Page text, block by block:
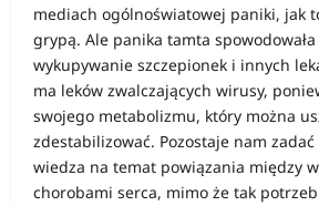
mediach ogólnoświatowej paniki, jak
grypą. Ale panika tamta
wykupywanie szczepionek i innych
ma leków zwalczających wirusy,
swojego metabolizmu, który można
zdestabilizować. Pozostaje nam
wiedza na temat powiązania między
chorobami serca, mimo że tak